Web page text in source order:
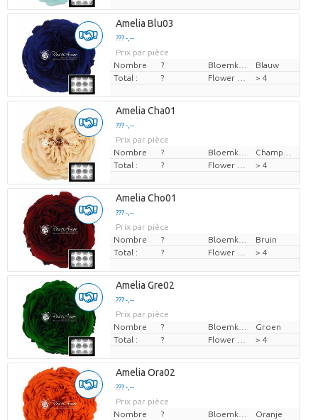
Amelia Blu03
??? -,--
Prix par pièce
Nombre
?
Blauw
Total :
? > 4
Amelia Cha01
??? -,--
Prix par pièce
Nombre
?
Total :
? > 4
Amelia Cho01
??? -,--
Prix par pièce
Nombre
?
Bruin
Total :
? > 4
Amelia Gre02
??? -,--
Prix par pièce
Nombre
?
Groen
Total :
? > 4
Amelia Ora02
??? -,--
Prix par pièce
Nombre
?
Oranje